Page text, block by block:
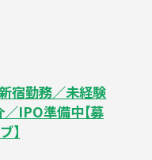
新宿勤務／未経験
IPO準備中【募
】